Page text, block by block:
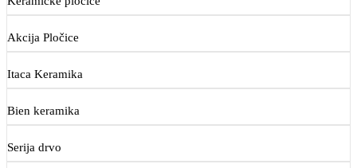
Akcija Pločice
Itaca Keramika
Bien keramika
Serija drvo